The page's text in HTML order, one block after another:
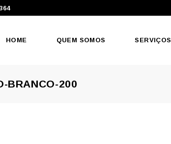
HOME QUEM SOMOS SERVIÇOS
BRANCO-200